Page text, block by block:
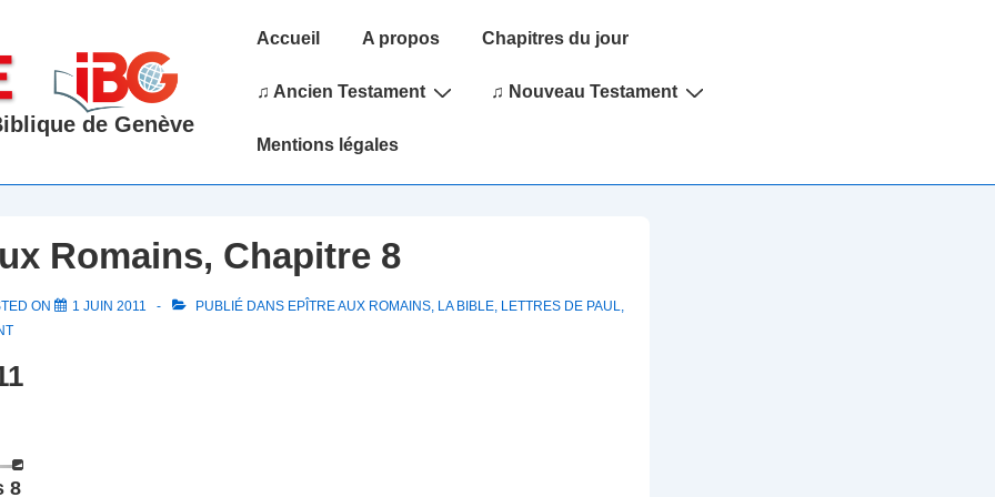
de Genève
Main
Accueil A propos Chapitres du jour
♫ Ancien Testament ♫ Nouveau Testament
Mentions légales
Romains, Chapitre 8
ON 1 JUIN 2011 PUBLIÉ DANS EPÎTRE AUX ROMAINS, LA BIBLE, LETTRES DE PAUL,
8